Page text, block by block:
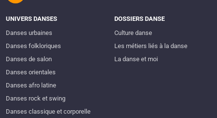
UNIVERS DANSES
Danses urbaines
Danses folkloriques
Danses de salon
Danses orientales
Danses afro latine
Danses rock et swing
Danses classique et corporelle
DOSSIERS DANSE
Culture danse
Les métiers liés à la danse
La danse et moi